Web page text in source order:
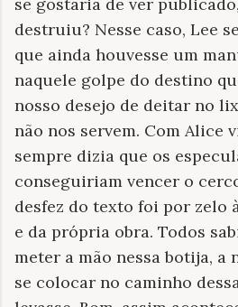
destruiu? Nesse caso, Lee
que ainda houvesse um
naquele golpe do destino
nosso desejo de deitar no
não nos servem. Com Alice
sempre dizia que os
conseguiriam vencer o
desfez do texto foi por zelo
e da própria obra. Todos
meter a mão nessa botija, a
se colocar no caminho